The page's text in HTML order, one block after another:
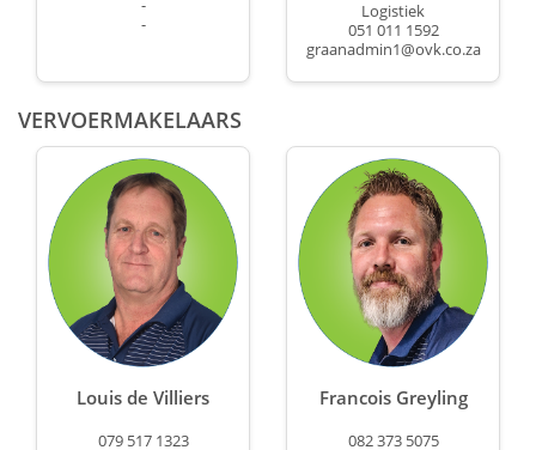
-
-
Logistiek
051 011 1592
graanadmin1@ovk.co.za
VERVOERMAKELAARS
Louis de Villiers
079 517 1323
Francois Greyling
082 373 5075